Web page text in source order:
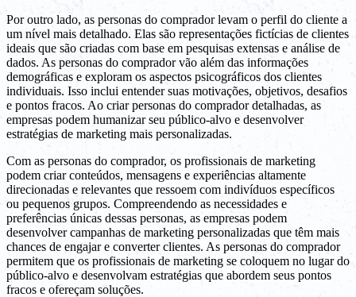
Por outro lado, as personas do comprador levam o perfil do cliente a
um nível mais detalhado. Elas são representações fictícias de clientes
ideais que são criadas com base em pesquisas extensas e análise de
dados. As personas do comprador vão além das informações
demográficas e exploram os aspectos psicográficos dos clientes
individuais. Isso inclui entender suas motivações, objetivos, desafios
e pontos fracos. Ao criar personas do comprador detalhadas, as
empresas podem humanizar seu público-alvo e desenvolver
estratégias de marketing mais personalizadas.
Com as personas do comprador, os profissionais de marketing
podem criar conteúdos, mensagens e experiências altamente
direcionadas e relevantes que ressoem com indivíduos específicos
ou pequenos grupos. Compreendendo as necessidades e
preferências únicas dessas personas, as empresas podem
desenvolver campanhas de marketing personalizadas que têm mais
chances de engajar e converter clientes. As personas do comprador
permitem que os profissionais de marketing se coloquem no lugar do
público-alvo e desenvolvam estratégias que abordem seus pontos
fracos e ofereçam soluções.